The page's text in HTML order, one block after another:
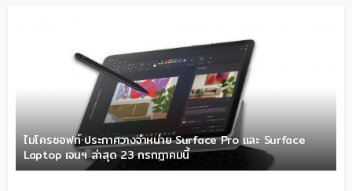
ไมโครซอฟท์ ประกาศวางจำหน่าย Surface Pro และ Surface
Laptop เจนฯ ล่าสุด 23 กรกฎาคมนี้